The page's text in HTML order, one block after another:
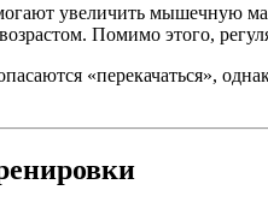
увеличить мышечную
Помимо этого,
«перекачаться»,